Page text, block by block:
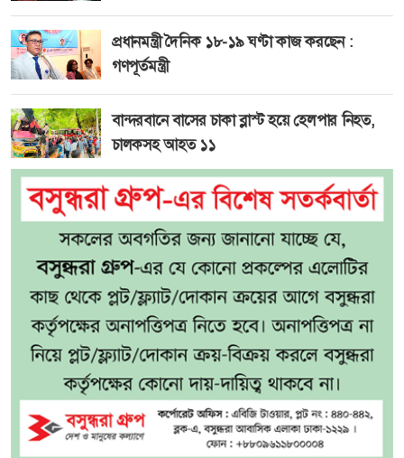
প্রধানমন্ত্রী দৈনিক ১৮-১৯ ঘণ্টা কাজ করছেন :
গণপূর্তমন্ত্রী
বান্দরবানে বাসের চাকা ব্লাস্ট হয়ে হেলপার নিহত,
চালকসহ আহত ১১